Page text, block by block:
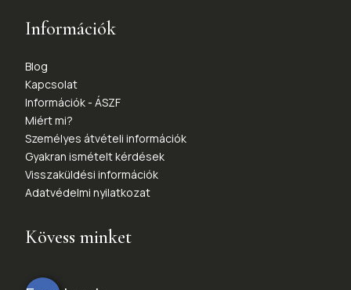
Információk
Blog
Kapcsolat
Információk - ÁSZF
Miért mi?
Személyes átvételi információk
Gyakran ismételt kérdések
Visszaküldési információk
Adatvédelmi nyilatkozat
Kövess minket